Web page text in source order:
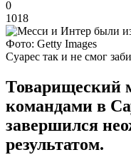
0
1018
Фото: Getty Images
Суарес так и не смог
Товарищеский
командами в
завершился
результатом.